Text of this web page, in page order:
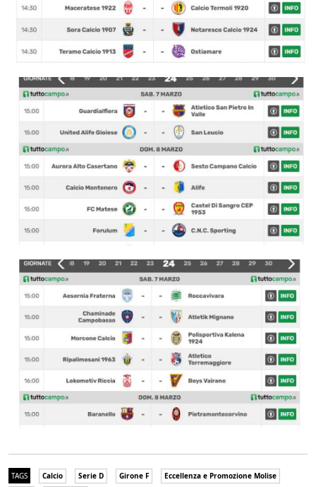
TAGS Calcio Serie D Girone F
Eccellenza e Promozione Molise